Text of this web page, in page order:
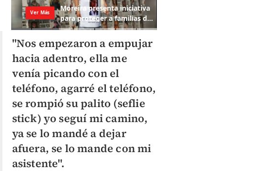
"Nos empezaron a empujar
hacia adentro, ella me
venía picando con el
teléfono, agarré el teléfono,
se rompió su palito (seflie
stick) yo seguí mi camino,
ya se lo mandé a dejar
afuera, se lo mande con mi
asistente".